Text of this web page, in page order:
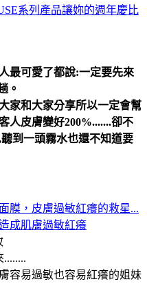
系列產品讓妳的週年慶比
最可愛了都說:一定要先來
。
家和大家分享所以一定會幫
人皮膚變好200%.......卻不
到一頭霧水也還不知道要
膜，皮膚過敏紅癢的救星...
成肌膚過敏紅癢
容易過敏也容易紅癢的姐妹